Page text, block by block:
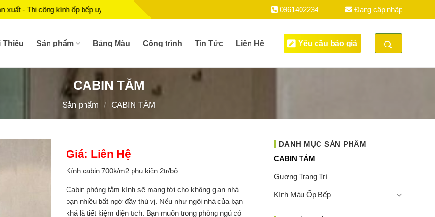
kính ốp bếp uy tín, chất lượng. 0961402234 Đang cập nhập
Thiệu Sản phẩm Bảng Màu Công trình Tin Tức Liên Hệ Yêu cầu báo giá
CABIN TẮM
Sản phẩm / CABIN TẮM
Giá: Liên Hệ
Kính cabin 700k/m2 phụ kiện 2tr/bộ
Cabin phòng tắm kính sẽ mang tới cho không gian nhà
bạn nhiều bất ngờ đầy thú vị. Nếu như ngôi nhà của bạn
khá là tiết kiệm diện tích. Bạn muốn trong phòng ngủ có
DANH MỤC SẢN PHẨM
CABIN TẮM
Gương Trang Trí
Kính Màu Ốp Bếp